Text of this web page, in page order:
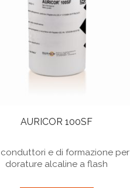
AURICOR 100SF
conduttori e di formazione per
dorature alcaline a flash